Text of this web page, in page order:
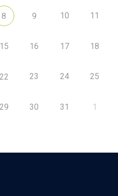
8 9 10 11
15 16 17 18
22 23 24 25
29 30 31 1